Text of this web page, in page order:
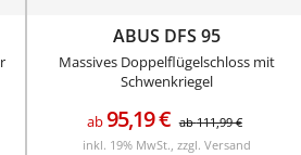
ABUS DFS 95
Massives Doppelflügelschloss mit
Schwenkriegel
ab95,19€ ab111,99€
inkl. 19% MwSt., zzgl. Versand